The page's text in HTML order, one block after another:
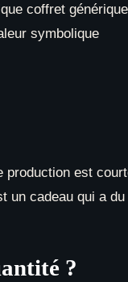
coffret générique
symbolique
est
un cadeau qui a
?